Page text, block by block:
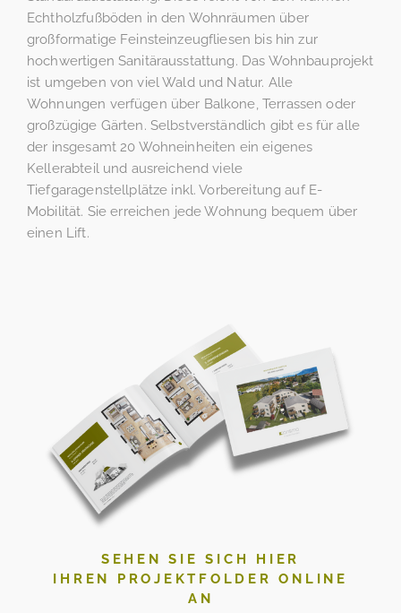
Echtholzfußböden in den Wohnräumen über
großformatige Feinsteinzeugfliesen bis hin zur
hochwertigen Sanitärausstattung. Das Wohnbauprojekt
ist umgeben von viel Wald und Natur. Alle
Wohnungen verfügen über Balkone, Terrassen oder
großzügige Gärten. Selbstverständlich gibt es für alle
der insgesamt 20 Wohneinheiten ein eigenes
Kellerabteil und ausreichend viele
Tiefgaragenstellplätze inkl. Vorbereitung auf E-
Mobilität. Sie erreichen jede Wohnung bequem über
einen Lift.
SEHEN SIE SICH HIER
IHREN PROJEKTFOLDER ONLINE
AN